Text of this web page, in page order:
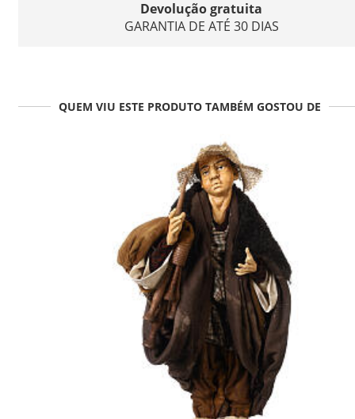
Devolução gratuita
GARANTIA DE ATÉ 30 DIAS
QUEM VIU ESTE PRODUTO TAMBÉM GOSTOU DE